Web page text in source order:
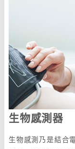
生物感測器
生物感測乃是結合